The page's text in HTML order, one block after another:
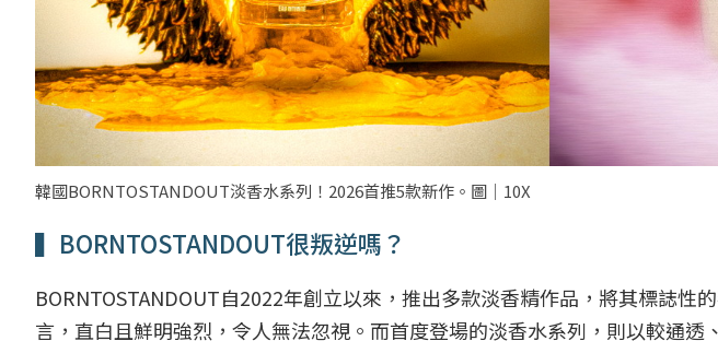
韓國BORNTOSTANDOUT淡香水系列！2026首推5款新作。圖｜10X
▍BORNTOSTANDOUT很叛逆嗎？
BORNTOSTANDOUT自2022年創立以來，推出多款淡香精作品，將其標誌性
言，直白且鮮明強烈，令人無法忽視。而首度登場的淡香水系列，則以較通